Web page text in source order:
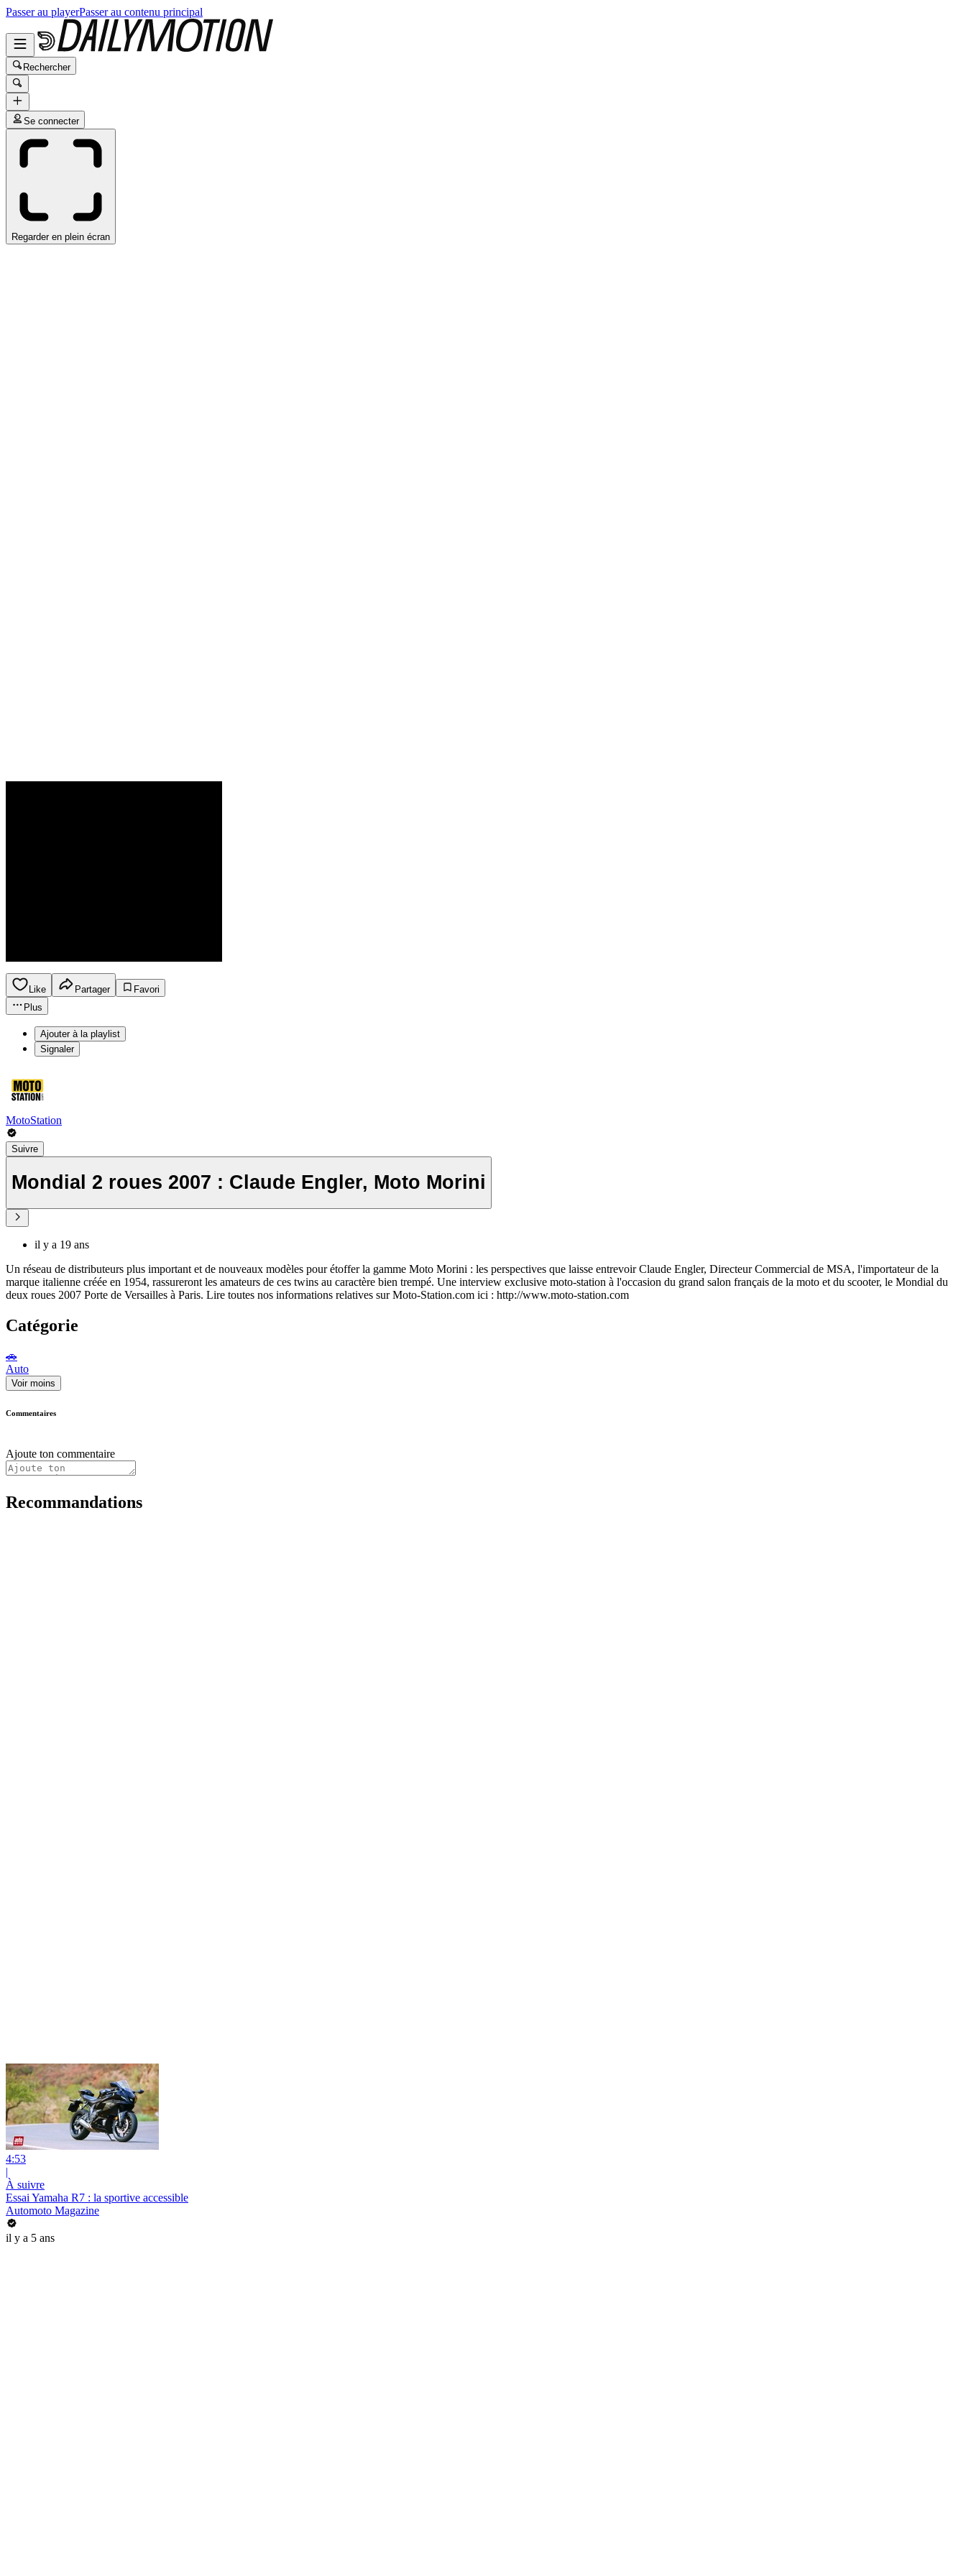
Passer au playerPasser au contenu principal
Rechercher
Se connecter
Regarder en plein écran
Like Partager
Favori
Plus
Ajouter à la playlist
Signaler
MotoStation
Suivre
Mondial 2 roues 2007 : Claude Engler, Moto Morini
il y a 19 ans
Un réseau de distributeurs plus important et de nouveaux modèles pour étoffer la gamme Moto Morini : les perspectives que laisse entrevoir Claude Engler, Directeur Commercial de MSA, l'importateur de la
marque italienne créée en 1954, rassureront les amateurs de ces twins au caractère bien trempé. Une interview exclusive moto-station à l'occasion du grand salon français de la moto et du scooter, le Mondial du
deux roues 2007 Porte de Versailles à Paris. Lire toutes nos informations relatives sur Moto-Station.com ici : http://www.moto-station.com
Catégorie
🚗
Auto
Voir moins
Commentaires
Ajoute ton commentaire
Recommandations
4:53
|
À suivre
Essai Yamaha R7 : la sportive accessible
Automoto Magazine
il y a 5 ans